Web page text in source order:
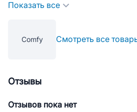
Показать все
Comfy Смотреть все
Отзывы
Отзывов пока нет